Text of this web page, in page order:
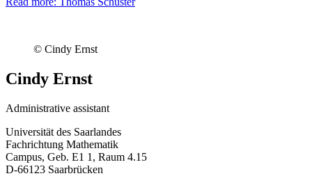
© Cindy Ernst
Cindy Ernst
Administrative assistant
Universität des Saarlandes
Fachrichtung Mathematik
Campus, Geb. E1 1, Raum 4.15
D-66123 Saarbrücken